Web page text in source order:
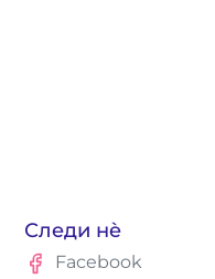
Следи нè
Facebook